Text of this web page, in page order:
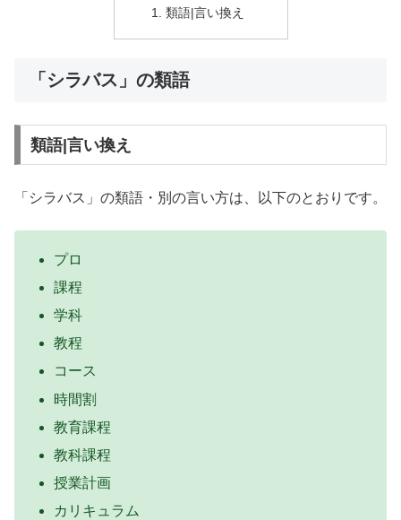
類語|言い換え
「シラバス」の類語
類語|言い換え
「シラバス」の類語・別の言い方は、以下のとおりです。
プロ
課程
学科
教程
コース
時間割
教育課程
教科課程
授業計画
カリキュラム